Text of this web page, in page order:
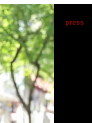
- Marta Fernández Jara - Europa
a los partidos
en que no